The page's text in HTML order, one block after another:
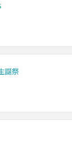
誕祭